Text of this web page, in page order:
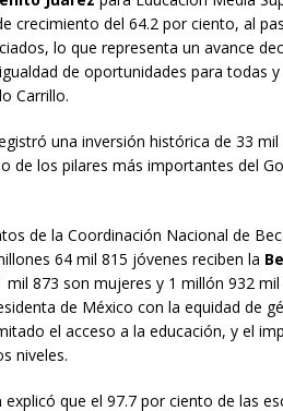
crecimiento del 64.2 por ciento, al
lo que representa un avance
de oportunidades para todas
Carrillo.
una inversión histórica de 33
de los pilares más importantes del
de la Coordinación Nacional de
64 mil 815 jóvenes reciben la
mil 873 son mujeres y 1 millón 932
de México con la equidad de
el acceso a la educación, y el
niveles.
explicó que el 97.7 por ciento de las